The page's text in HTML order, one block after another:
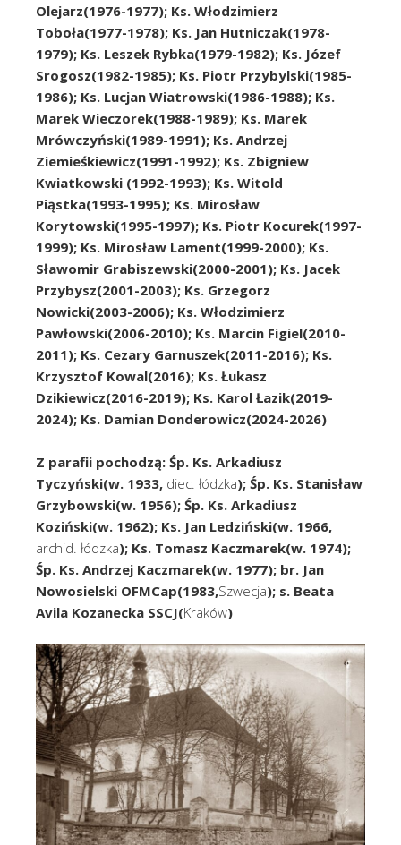
Olejarz(1976-1977); Ks. Włodzimierz
Toboła(1977-1978); Ks. Jan Hutniczak(1978-
1979); Ks. Leszek Rybka(1979-1982); Ks. Józef
Srogosz(1982-1985); Ks. Piotr Przybylski(1985-
1986); Ks. Lucjan Wiatrowski(1986-1988); Ks.
Marek Wieczorek(1988-1989); Ks. Marek
Mrówczyński(1989-1991); Ks. Andrzej
Ziemieśkiewicz(1991-1992); Ks. Zbigniew
Kwiatkowski (1992-1993); Ks. Witold
Piąstka(1993-1995); Ks. Mirosław
Korytowski(1995-1997); Ks. Piotr Kocurek(1997-
1999); Ks. Mirosław Lament(1999-2000); Ks.
Sławomir Grabiszewski(2000-2001); Ks. Jacek
Przybysz(2001-2003); Ks. Grzegorz
Nowicki(2003-2006); Ks. Włodzimierz
Pawłowski(2006-2010); Ks. Marcin Figiel(2010-
2011); Ks. Cezary Garnuszek(2011-2016); Ks.
Krzysztof Kowal(2016); Ks. Łukasz
Dzikiewicz(2016-2019); Ks. Karol Łazik(2019-
2024); Ks. Damian Donderowicz(2024-2026)
Z parafii pochodzą: Śp. Ks. Arkadiusz
Tyczyński(w. 1933, diec. łódzka); Śp. Ks. Stanisław
Grzybowski(w. 1956); Śp. Ks. Arkadiusz
Koziński(w. 1962); Ks. Jan Ledziński(w. 1966,
archid. łódzka); Ks. Tomasz Kaczmarek(w. 1974);
Śp. Ks. Andrzej Kaczmarek(w. 1977); br. Jan
Nowosielski OFMCap(1983,Szwecja); s. Beata
Avila Kozanecka SSCJ(Kraków)